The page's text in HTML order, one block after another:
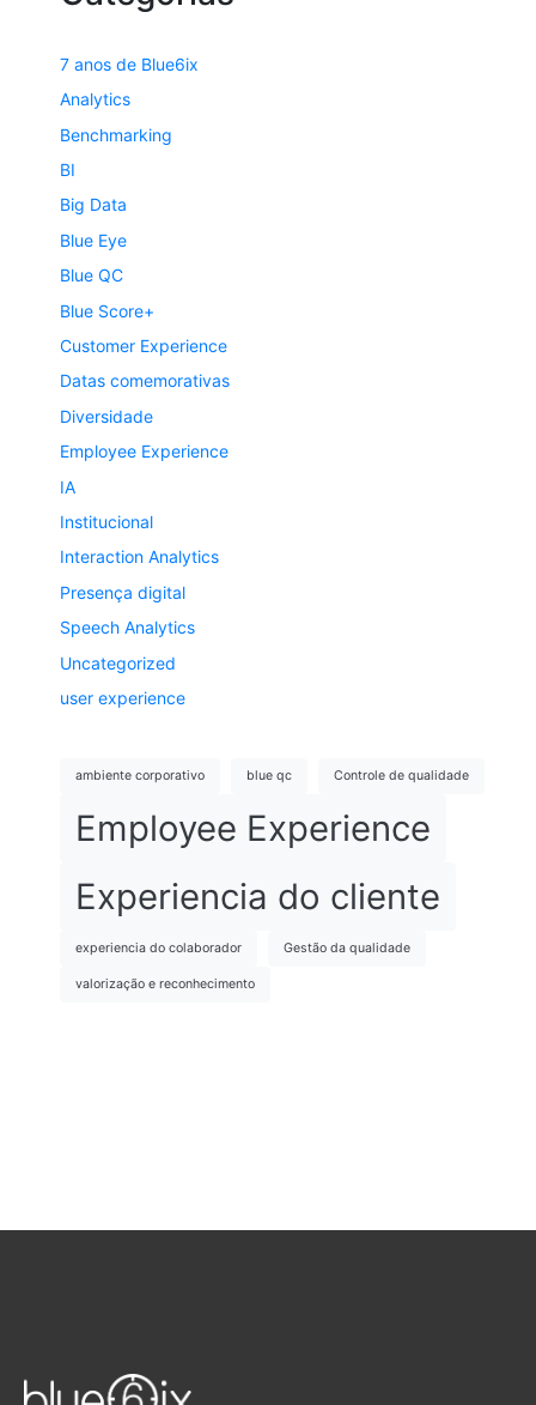
7 anos de Blue6ix
Analytics
Benchmarking
BI
Big Data
Blue Eye
Blue QC
Blue Score+
Customer Experience
Datas comemorativas
Diversidade
Employee Experience
IA
Institucional
Interaction Analytics
Presença digital
Speech Analytics
Uncategorized
user experience
ambiente corporativo blue qc Controle de qualidade
Employee Experience
Experiencia do cliente
experiencia do colaborador Gestão da qualidade
valorização e reconhecimento